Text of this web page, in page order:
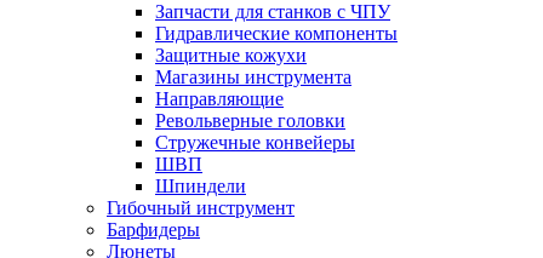
Запчасти для станков с ЧПУ
Гидравлические компоненты
Защитные кожухи
Магазины инструмента
Направляющие
Револьверные головки
Стружечные конвейеры
ШВП
Шпиндели
Гибочный инструмент
Барфидеры
Люнеты